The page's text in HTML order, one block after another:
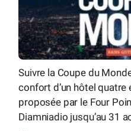
Suivre la Coupe du
confort d’un hôtel quatre
proposée par le Four
Diamniadio jusqu’au 31